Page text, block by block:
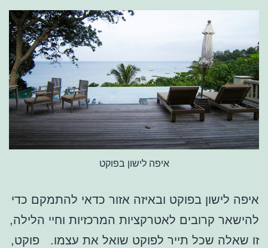
איפה לישון בפוקט
איפה לישון בפוקט ובאיזה אזור כדאי להתמקם כדי
להישאר קרובים לאטרקציות המרכזיות וחיי הלילה,
זו שאלה שכל תייר לפוקט שואל את עצמו. פוקט,